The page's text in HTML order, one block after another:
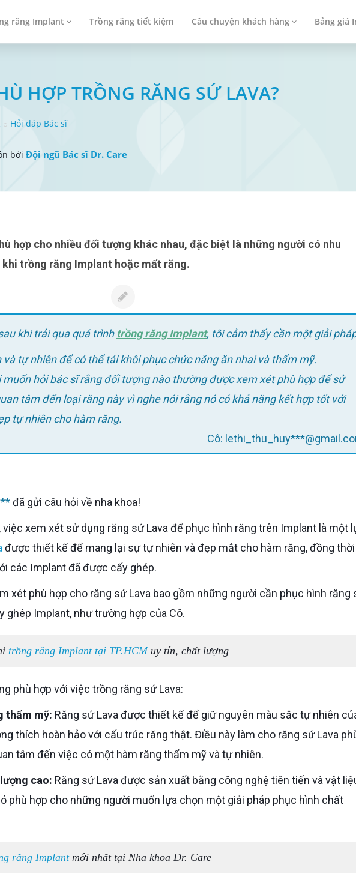
răng Implant Trồng răng tiết kiệm Câu chuyện khách hàng Bảng giá
HỢP TRỒNG RĂNG SỨ LAVA?
Hỏi đáp Bác sĩ
bởi Đội ngũ Bác sĩ Dr. Care
khi trồng răng Implant hoặc mất răng.
khi trải qua quá trình trồng răng Implant, tôi cảm thấy cần một giải
tự nhiên để có thể tái khôi phục chức năng ăn nhai và thẩm mỹ.
tâm đến loại răng này vì nghe nói rằng nó có khả năng kết hợp tốt với
tự nhiên cho hàm răng.
Cô:
đã gửi câu hỏi về nha khoa!
được thiết kế để mang lại sự tự nhiên và đẹp mắt cho hàm răng, đồng
các Implant đã được cấy ghép.
ghép Implant, như trường hợp của Cô.
trồng răng Implant tại TP.HCMuy tín, chất lượng
phù hợp với việc trồng răng sứ Lava:
thẩm mỹ: Răng sứ Lava được thiết kế để giữ nguyên màu sắc tự nhiên
thích hoàn hảo với cấu trúc răng thật. Điều này làm cho răng sứ Lava
tâm đến việc có một hàm răng thẩm mỹ và tự nhiên.
cao: Răng sứ Lava được sản xuất bằng công nghệ tiên tiến và vật
phù hợp cho những người muốn lựa chọn một giải pháp phục hình chất
răng Implant mới nhất tại Nha khoa Dr. Care